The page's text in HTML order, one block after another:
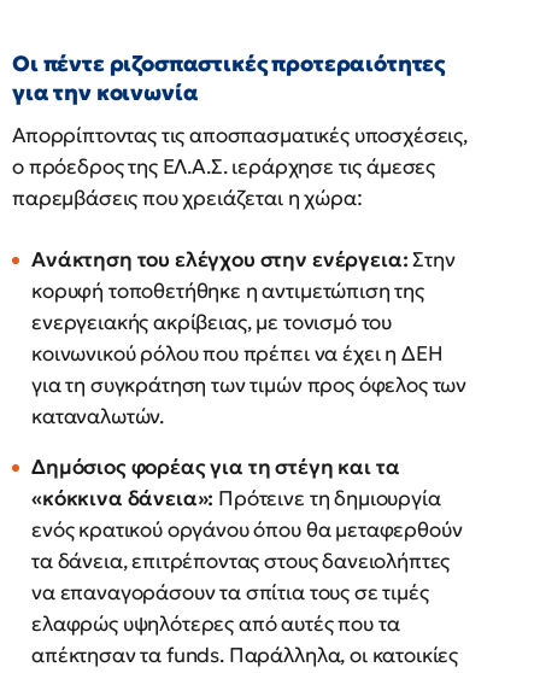
Οι πέντε ριζοσπαστικές προτεραιότητες
για την κοινωνία
Απορρίπτοντας τις αποσπασματικές υποσχέσεις,
ο πρόεδρος της ΕΛ.Α.Σ. ιεράρχησε τις άμεσες
παρεμβάσεις που χρειάζεται η χώρα:
Ανάκτηση του ελέγχου στην ενέργεια:Στην
κορυφή τοποθετήθηκε η αντιμετώπιση της
ενεργειακής ακρίβειας, με τονισμό του
κοινωνικού ρόλου που πρέπει να έχει η ΔΕΗ
για τη συγκράτηση των τιμών προς όφελος των
καταναλωτών.
Δημόσιος φορέας για τη στέγη και τα
«κόκκινα δάνεια»: Πρότεινε τη δημιουργία
ενός κρατικού οργάνου όπου θα μεταφερθούν
τα δάνεια, επιτρέποντας στους δανειολήπτες
να επαναγοράσουν τα σπίτια τους σε τιμές
ελαφρώς υψηλότερες από αυτές που τα
απέκτησαν τα funds. Παράλληλα, οι κατοικίες